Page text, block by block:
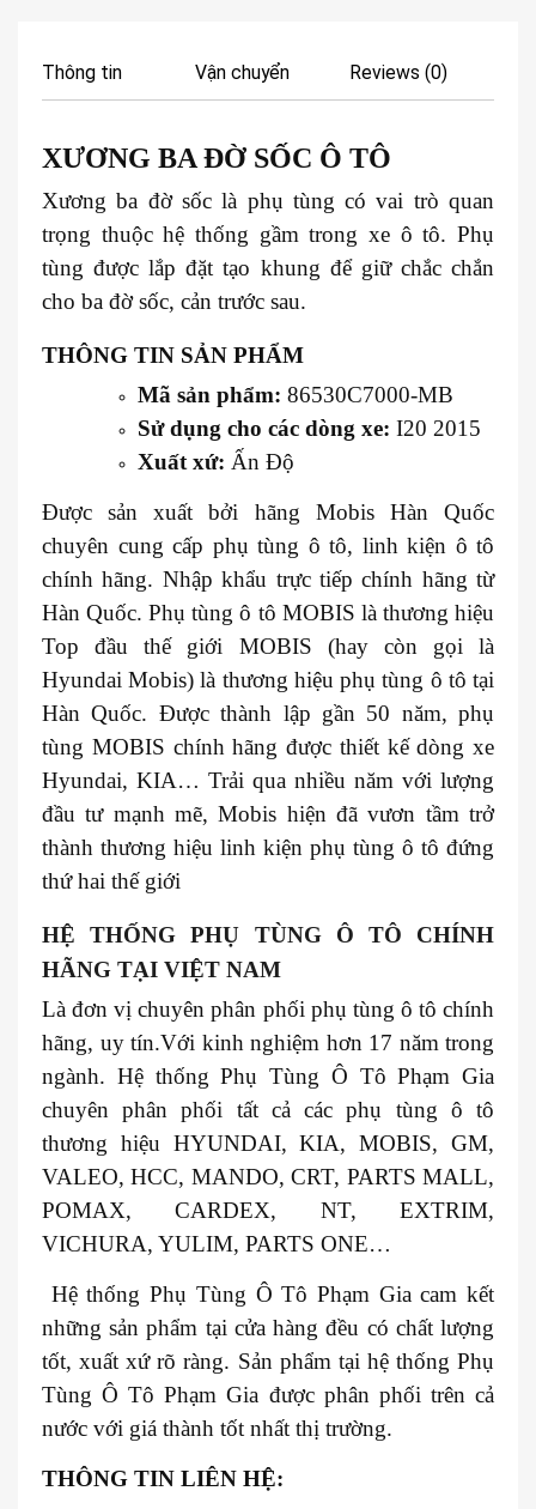
Thông tin Vận chuyển Reviews (0)
XƯƠNG BA ĐỜ SỐC Ô TÔ
Xương ba đờ sốc là phụ tùng có vai trò quan
trọng thuộc hệ thống gầm trong xe ô tô. Phụ
tùng được lắp đặt tạo khung để giữ chắc chắn
cho ba đờ sốc, cản trước sau.
THÔNG TIN SẢN PHẨM
Mã sản phẩm: 86530C7000-MB
Sử dụng cho các dòng xe: I20 2015
Xuất xứ: Ấn Độ
Được sản xuất bởi hãng Mobis Hàn Quốc
chuyên cung cấp phụ tùng ô tô, linh kiện ô tô
chính hãng. Nhập khẩu trực tiếp chính hãng từ
Hàn Quốc. Phụ tùng ô tô MOBIS là thương hiệu
Top đầu thế giới MOBIS (hay còn gọi là
Hyundai Mobis) là thương hiệu phụ tùng ô tô tại
Hàn Quốc. Được thành lập gần 50 năm, phụ
tùng MOBIS chính hãng được thiết kế dòng xe
Hyundai, KIA… Trải qua nhiều năm với lượng
đầu tư mạnh mẽ, Mobis hiện đã vươn tầm trở
thành thương hiệu linh kiện phụ tùng ô tô đứng
thứ hai thế giới
HỆ THỐNG PHỤ TÙNG Ô TÔ CHÍNH
HÃNG TẠI VIỆT NAM
Là đơn vị chuyên phân phối phụ tùng ô tô chính
hãng, uy tín.Với kinh nghiệm hơn 17 năm trong
ngành. Hệ thống Phụ Tùng Ô Tô Phạm Gia
chuyên phân phối tất cả các phụ tùng ô tô
thương hiệu HYUNDAI, KIA, MOBIS, GM,
VALEO, HCC, MANDO, CRT, PARTS MALL,
POMAX, CARDEX, NT, EXTRIM,
VICHURA, YULIM, PARTS ONE…
Hệ thống Phụ Tùng Ô Tô Phạm Gia cam kết
những sản phẩm tại cửa hàng đều có chất lượng
tốt, xuất xứ rõ ràng. Sản phẩm tại hệ thống Phụ
Tùng Ô Tô Phạm Gia được phân phối trên cả
nước với giá thành tốt nhất thị trường.
THÔNG TIN LIÊN HỆ: